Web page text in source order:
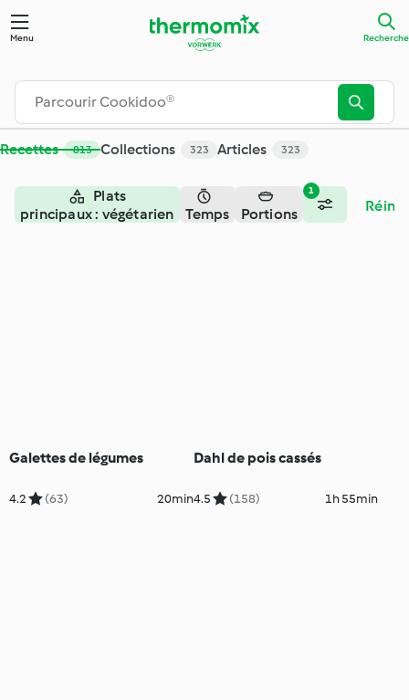
Menu Recherche
Recettes 813 Collections 323 Articles 323
1
Plats
principaux : végétarien
Temps Portions
Galettes de légumes
4.2 (63) 20min
Dahl de pois cassés
4.5 (158) 1h 55min
Recherche - Cookidoo® – la plateforme de recettes officielle